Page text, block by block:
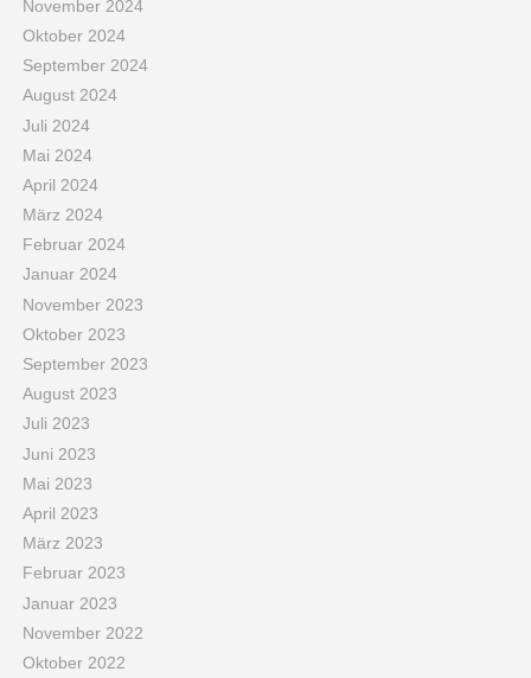
November 2024
Oktober 2024
September 2024
August 2024
Juli 2024
Mai 2024
April 2024
März 2024
Februar 2024
Januar 2024
November 2023
Oktober 2023
September 2023
August 2023
Juli 2023
Juni 2023
Mai 2023
April 2023
März 2023
Februar 2023
Januar 2023
November 2022
Oktober 2022